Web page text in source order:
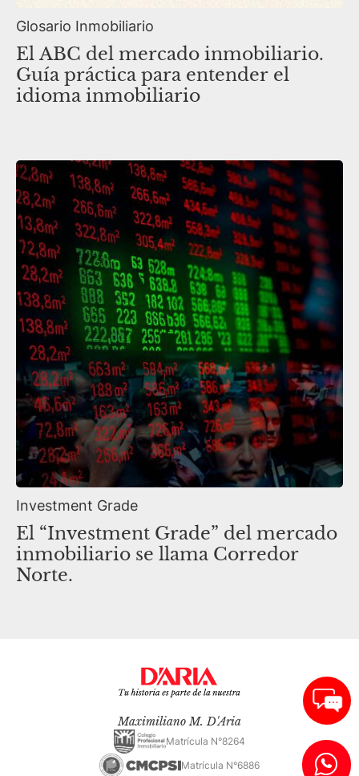
Glosario Inmobiliario
El ABC del mercado inmobiliario.
Guía práctica para entender el
idioma inmobiliario
Investment Grade
El “Investment Grade” del mercado
inmobiliario se llama Corredor
Norte.
Maximiliano M. D'Aria
Matrícula N°8264
Matrícula N°6886